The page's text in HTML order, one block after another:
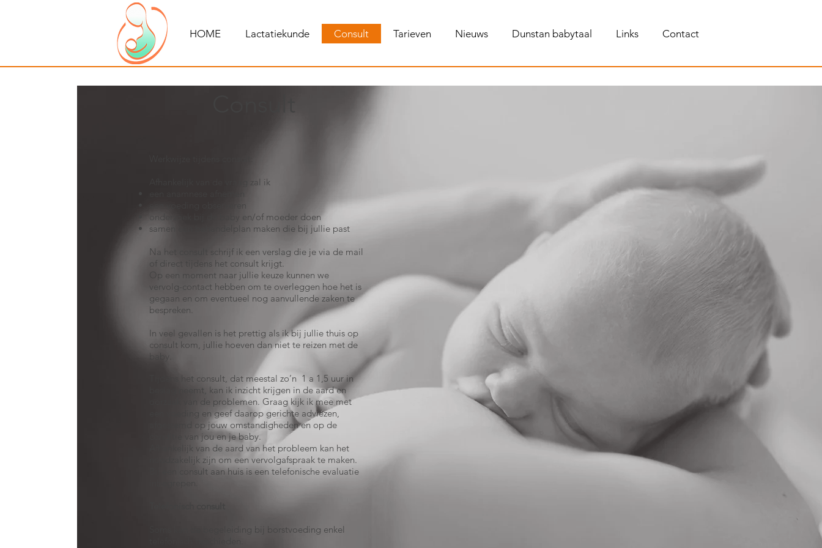
HOME Lactatiekunde Consult Tarieven Nieuws Dunstan babytaal Links Contact
Afhankelijk van de vraag zal ik
onderzoek bij de baby en/of moeder doen
samen een behandelplan maken die bij jullie past
Na het consult schrijf ik een verslag die je via de mail
of direct tijdens het consult krijgt.
Op een moment naar jullie keuze kunnen we
vervolg-contact hebben om te overleggen hoe het is
gegaan en om eventueel nog aanvullende zaken te
bespreken.
In veel gevallen is het prettig als ik bij jullie thuis op
consult kom, jullie hoeven dan niet te reizen met de
baby.
Tijdens het consult, dat meestal zo’n 1 a 1,5 uur in
beslag neemt, kan ik inzicht krijgen in de aard en
oorzaak van de problemen. Graag kijk ik mee met
een voeding en geef daarop gerichte adviezen,
afgestemd op jouw omstandigheden en op de
conditie van jou en je baby.
Afhankelijk van de aard van het probleem kan het
noodzakelijk zijn om een vervolgafspraak te maken.
Bij een consult aan huis is een telefonische evaluatie
Soms kan de begeleiding bij borstvoeding enkel